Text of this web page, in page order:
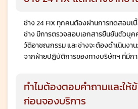
ช่าง 24 FIX ทุกคนต้องผ่านการทดสอบ
ช่าง มีการตรวจสอบเอกสารยืนยันตัวบุ
วัติอาชญกรรม และช่างจะต้องดำเนินงา
จากฝ่ายปฏิบัติการของทางบริษัทฯ ที่มีก
ทำไมต้องตอบคำถามและให้
ก่อนจองบริการ